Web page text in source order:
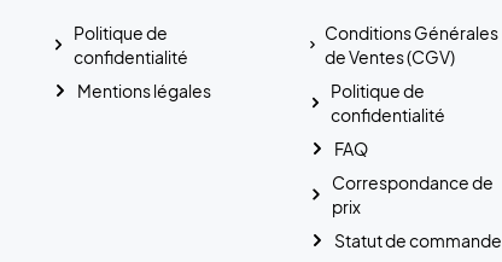
Conditions Générales
de Ventes (CGV)
Politique de
confidentialité
FAQ
Correspondance de
prix
Statut de commande
Politique de
confidentialité
Mentions légales